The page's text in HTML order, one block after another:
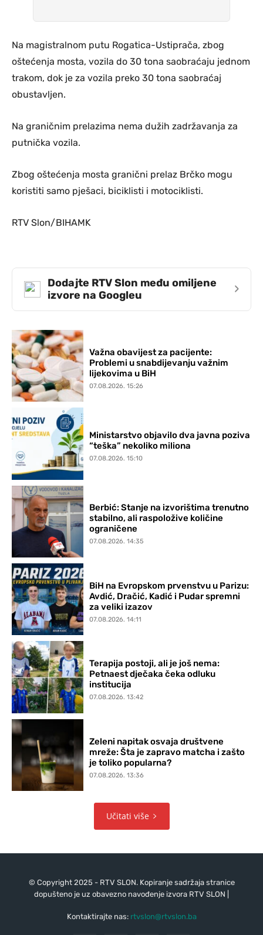
Na magistralnom putu Rogatica-Ustiprača, zbog
oštećenja mosta, vozila do 30 tona saobraćaju jednom
trakom, dok je za vozila preko 30 tona saobraćaj
obustavljen.
Na graničnim prelazima nema dužih zadržavanja za
putnička vozila.
Zbog oštećenja mosta granični prelaz Brčko mogu
koristiti samo pješaci, biciklisti i motociklisti.
RTV Slon/BIHAMK
Dodajte RTV Slon među omiljene
izvore na Googleu
›
Važna obavijest za pacijente:
Problemi u snabdijevanju važnim
lijekovima u BiH
07.08.2026. 15:26
Ministarstvo objavilo dva javna poziva
“teška” nekoliko miliona
07.08.2026. 15:10
Berbić: Stanje na izvorištima trenutno
stabilno, ali raspoložive količine
ograničene
07.08.2026. 14:35
BiH na Evropskom prvenstvu u Parizu:
Avdić, Dračić, Kadić i Pudar spremni
za veliki izazov
07.08.2026. 14:11
Terapija postoji, ali je još nema:
Petnaest dječaka čeka odluku
institucija
07.08.2026. 13:42
Zeleni napitak osvaja društvene
mreže: Šta je zapravo matcha i zašto
je toliko popularna?
07.08.2026. 13:36
Učitati više
© Copyright 2025 - RTV SLON. Kopiranje sadržaja stranice
dopušteno je uz obavezno navođenje izvora RTV SLON |
Kontaktirajte nas: rtvslon@rtvslon.ba